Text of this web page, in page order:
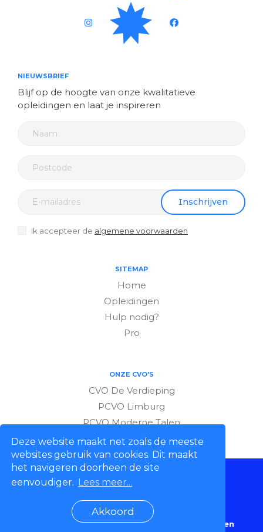
Deze website maakt net zoals de meeste
websites gebruik van cookies. Dit maakt
het navigeren doorheen de site
eenvoudiger. Lees meer...
Akkoord
SITEMAP
Home
Opleidingen
Hulp nodig?
Pro
ONZE CVO'S
CVO De Verdieping
PCVO Limburg
PCVO Moderne Talen
NIEUWSBRIEF
Blijf op de hoogte van onze kwalitatieve
opleidingen en laat je inspireren
Inschrijven
Ik accepteer de algemene voorwaarden
© 2026
Cookies & Privacy
Algemene voorwaarden